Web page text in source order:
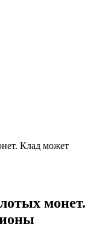
Клад может
монет.